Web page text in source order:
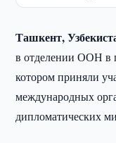
Ташкент,
в отделении ООН в
котором приняли
международных
дипломатических